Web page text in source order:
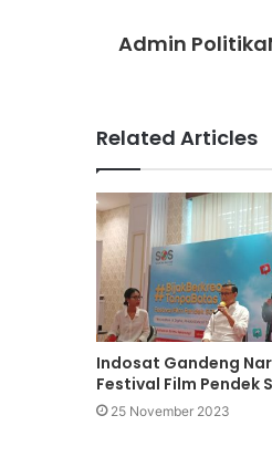
Admin
Related Articles
Indosat Gandeng
Festival Film Pendek
25 November 2023